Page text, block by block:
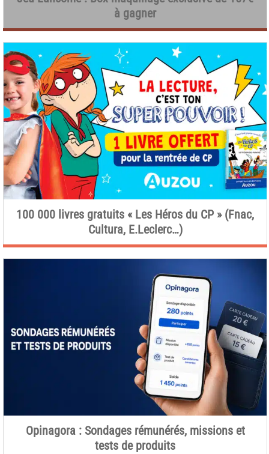
à gagner
100 000 livres gratuits « Les Héros du CP » (Fnac,
Cultura, E.Leclerc…)
Opinagora : Sondages rémunérés, missions et
tests de produits